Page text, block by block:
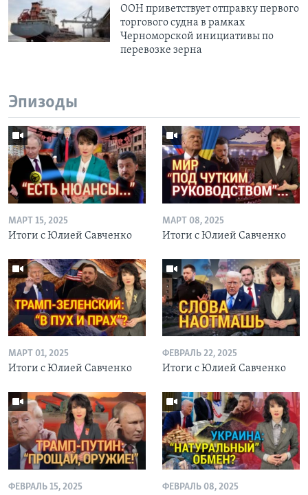
ООН приветствует отправку первого
торгового судна в рамках
Черноморской инициативы по
перевозке зерна
Эпизоды
МАРТ 15, 2025
Итоги с Юлией Савченко
МАРТ 08, 2025
Итоги с Юлией Савченко
МАРТ 01, 2025
Итоги с Юлией Савченко
ФЕВРАЛЬ 22, 2025
Итоги с Юлией Савченко
ФЕВРАЛЬ 15, 2025 ФЕВРАЛЬ 08, 2025